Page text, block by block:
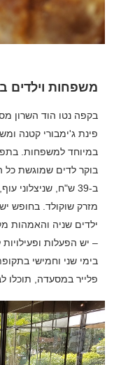
משפחות וילדים
בקפה נטו הוד השרון
פינת ג'ימבורי קטנה
במיוחד למשפחות.
בוקר לדים שמוגשת כל
ב-39 ש"ח, שניצלוני
– יש הפעלות
בימי שני וחמישי
פלייר במסעדה, תוכלו